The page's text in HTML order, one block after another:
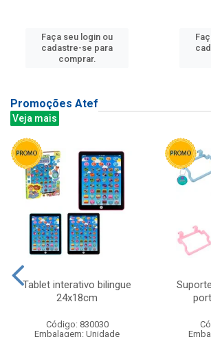
Faça seu login ou
cadastre-se para
comprar.
Promoções Atef
Veja mais
Tablet interativo bilingue
24x18cm
Código: 830030
Embalagem: Unidade